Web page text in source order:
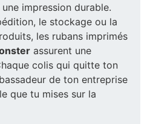
impression durable.
le stockage ou la
les rubans imprimés
assurent une
colis qui quitte ton
de ton entreprise
que tu mises sur la